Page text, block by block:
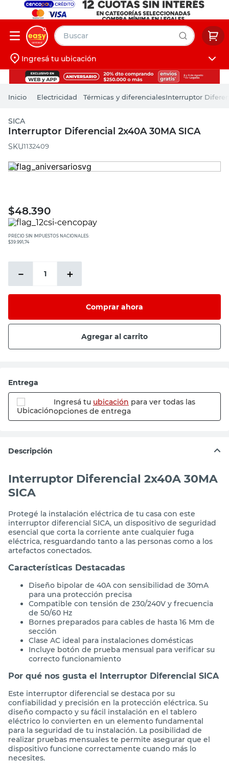
Buscar
Iniciá sesión
Ingresá tu ubicación
Electricidad Térmicas y diferencialesInterruptor
SICA
Interruptor Diferencial 2x40A 30MA SICA
:1132409
$48.390
PRECIO SIN IMPUESTOS NACIONALES:
$39.991,74
＋
－
Comprar ahora
Agregar al carrito
Entrega
Ingresá tu ubicación para ver todas las
opciones de entrega
Descripción
Interruptor Diferencial 2x40A 30MA
SICA
Protegé la instalación eléctrica de tu casa con este
interruptor diferencial SICA, un dispositivo de seguridad
esencial que corta la corriente ante cualquier fuga
eléctrica, resguardando tanto a las personas como a los
artefactos conectados.
Características Destacadas
Diseño bipolar de 40A con sensibilidad de 30mA
para una protección precisa
Compatible con tensión de 230/240V y frecuencia
de 50/60 Hz
Bornes preparados para cables de hasta 16 Mm de
sección
Clase AC ideal para instalaciones domésticas
Incluye botón de prueba mensual para verificar su
correcto funcionamiento
Por qué nos gusta el Interruptor Diferencial SICA
Este interruptor diferencial se destaca por su
confiabilidad y precisión en la protección eléctrica. Su
diseño compacto y su fácil instalación en el tablero
eléctrico lo convierten en un elemento fundamental
para la seguridad de tu instalación. La posibilidad de
realizar pruebas mensuales te permite asegurar que el
dispositivo funcione correctamente cuando más lo
necesites.
muebles
pintura
escritorio